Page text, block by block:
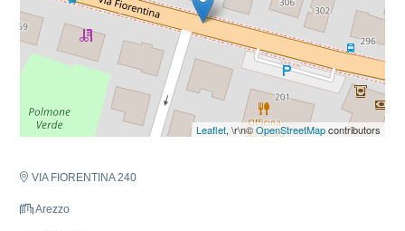
Leaflet, \r\n©OpenStreetMapcontributors
VIA FIORENTINA 240
Arezzo